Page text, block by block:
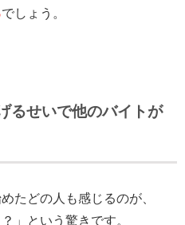
でしょう。
せいで他のバイトが
たどの人も感じるのが、
」という驚きです。